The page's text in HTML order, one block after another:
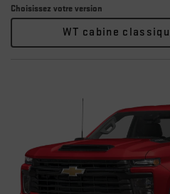
Choisissez votre version
WT cabine